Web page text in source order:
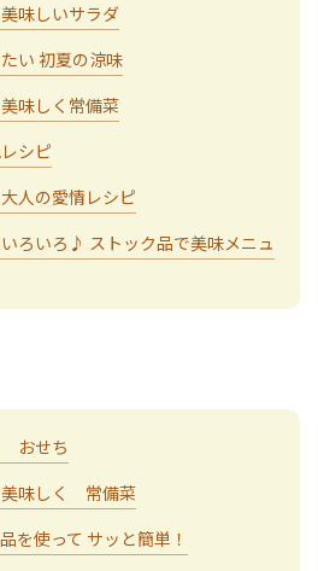
味しいサラダ
い 初夏の涼味
味しく常備菜
シピ
人の愛情レシピ
ろいろ♪ ストック品で美味メニュ
おせち
美味しく 常備菜
を使って サッと簡単！